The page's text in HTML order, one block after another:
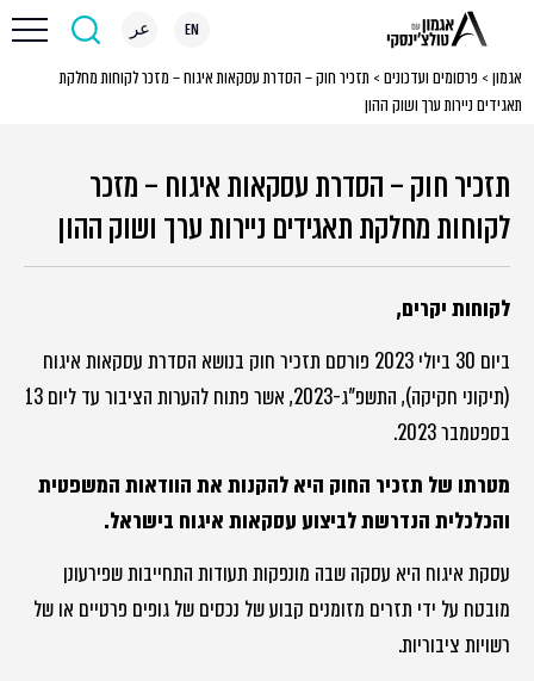
EN عر
אגמון > פרסומים ועדכונים > תזכיר חוק – הסדרת עסקאות איגוח – מזכר לקוחות מחלקת
תאגידים ניירות ערך ושוק ההון
תזכיר חוק – הסדרת עסקאות איגוח – מזכר
לקוחות מחלקת תאגידים ניירות ערך ושוק ההון
לקוחות יקרים,
ביום 30 ביולי 2023 פורסם תזכיר חוק בנושא הסדרת עסקאות איגוח
(תיקוני חקיקה), התשפ"ג-2023, אשר פתוח להערות הציבור עד ליום 13
בספטמבר 2023.
מטרתו של תזכיר החוק היא להקנות את הוודאות המשפטית
והכלכלית הנדרשת לביצוע עסקאות איגוח בישראל.
עסקת איגוח היא עסקה שבה מונפקות תעודות התחייבות שפירעונן
מובטח על ידי תזרים מזומנים קבוע של נכסים של גופים פרטיים או של
רשויות ציבוריות.